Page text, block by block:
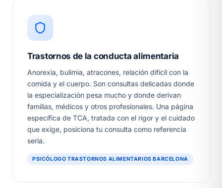
Trastornos de la conducta alimentaria
Anorexia, bulimia, atracones, relación difícil con la
comida y el cuerpo. Son consultas delicadas donde
la especialización pesa mucho y donde derivan
familias, médicos y otros profesionales. Una página
específica de TCA, tratada con el rigor y el cuidado
que exige, posiciona tu consulta como referencia
seria.
PSICÓLOGO TRASTORNOS ALIMENTARIOS BARCELONA